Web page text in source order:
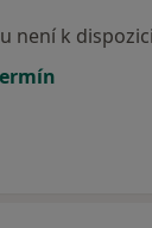
není k dispozici